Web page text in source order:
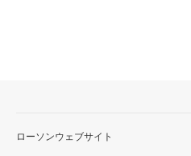
ローソンウェブサイト